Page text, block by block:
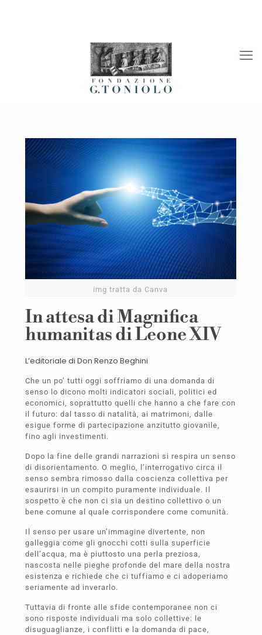
img tratta da Canva
In attesa di Magnifica
humanitas di Leone XIV
L’editoriale di Don Renzo Beghini
Che un po’ tutti oggi soffriamo di una domanda di
senso lo dicono molti indicatori sociali, politici ed
economici, soprattutto quelli che hanno a che fare con
il futuro: dal tasso di natalità, ai matrimoni, dalle
esigue forme di partecipazione anzitutto giovanile,
fino agli investimenti.
Dopo la fine delle grandi narrazioni si respira un senso
di disorientamento. O meglio, l’interrogativo circa il
senso sembra rimosso dalla coscienza collettiva per
esaurirsi in un compito puramente individuale. Il
sospetto è che non ci sia un destino collettivo o un
bene comune al quale corrispondere come comunità.
Il senso per usare un’immagine divertente, non
galleggia come gli gnocchi cotti sulla superficie
dell’acqua, ma è piuttosto una perla preziosa,
nascosta nelle pieghe profonde del mare della nostra
esistenza e richiede che ci tuffiamo e ci adoperiamo
seriamente ad inverarlo.
Tuttavia di fronte alle sfide contemporanee non ci
sono risposte individuali ma solo collettive: le
disuguaglianze, i conflitti e la domanda di pace,